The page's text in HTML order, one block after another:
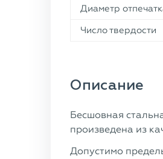
Диаметр
Число твердости
Описание
Бесшовная
произведена из
Допустимо